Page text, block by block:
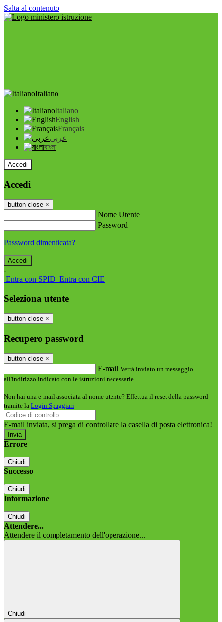
Salta al contenuto
Italiano
Italiano
English
Français
عربى
বাংলা
Accedi
Accedi
button close ×
Nome Utente
Password
Password dimenticata?
-
Entra con SPID Entra con CIE
Seleziona utente
button close ×
Recupero password
button close ×
E-mail Verrà inviato un messaggio
all'indirizzo indicato con le istruzioni necessarie.
Non hai una e-mail associata al nome utente? Effettua il reset della password
tramite la Login Spaggiari
E-mail inviata, si prega di controllare la casella di posta elettronica!
Errore
Chiudi
Successo
Chiudi
Informazione
Chiudi
Attendere...
Attendere il completamento dell'operazione...
Chiudi